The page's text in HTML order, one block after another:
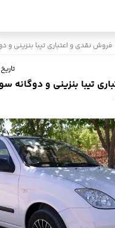
فروش نقدی و اعتباری تیبا بنزینی و
تیبا بنزینی و دوگانه